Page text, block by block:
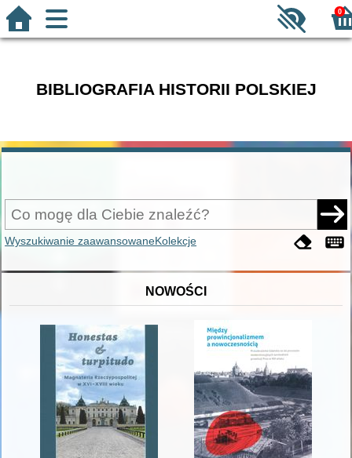
0
BIBLIOGRAFIA HISTORII POLSKIEJ
Wyszukiwanie zaawansowaneKolekcje
NOWOŚCI